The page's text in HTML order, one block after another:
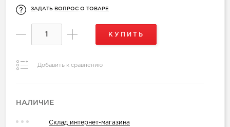
ЗАДАТЬ ВОПРОС О ТОВАРЕ
КУПИТЬ
Добавить к сравнению
НАЛИЧИЕ
Склад интернет-магазина